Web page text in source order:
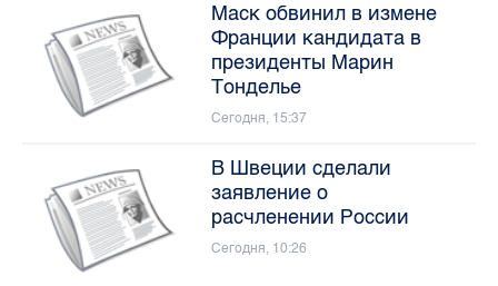
Маск обвинил в измене
Франции кандидата в
президенты Марин
Тонделье
Сегодня, 15:37
В Швеции сделали
заявление о
расчленении России
Сегодня, 10:26